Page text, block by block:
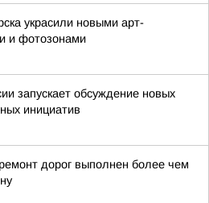
украсили новыми арт-
и фотозонами
запускает обсуждение новых
инициатив
дорог выполнен более чем